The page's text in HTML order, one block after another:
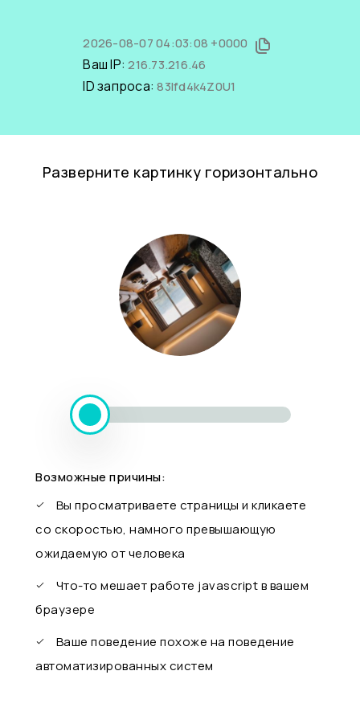
2026-08-07 04:03:08 +0000
Ваш IP:216.73.216.46
ID запроса:83Ifd4k4Z0U1
Разверните картинку горизонтально
Возможные причины:
Вы просматриваете страницы и кликаете
со скоростью, намного превышающую
ожидаемую от человека
Что-то мешает работе javascript в вашем
браузере
Ваше поведение похоже на поведение
автоматизированных систем